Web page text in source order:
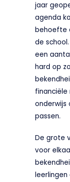
jaar
agenda
behoefte
de
een
hard op
financiële
onderwijs
passen.
De grote
voor
leerlingen